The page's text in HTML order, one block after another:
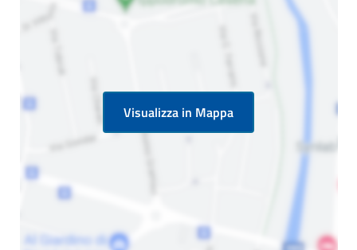
Visualizza in Mappa